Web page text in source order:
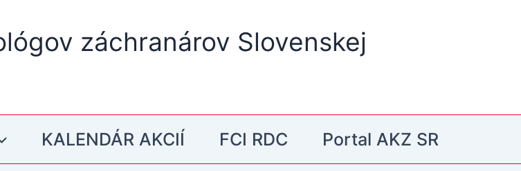
záchranárov Slovenskej
KALENDÁR AKCIÍ FCI RDC Portal AKZ SR